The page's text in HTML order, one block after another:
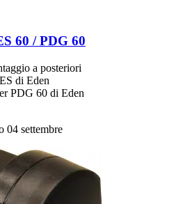
60 / PDG 60
a posteriori
di Eden
PDG 60 di Eden
04 settembre